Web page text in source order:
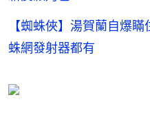
【蜘蛛俠】湯賀蘭自爆
蛛網發射器都有